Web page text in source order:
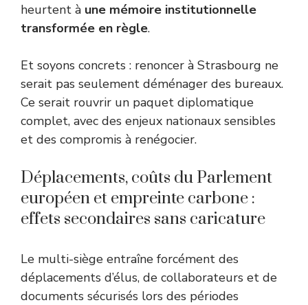
heurtent à une mémoire institutionnelle
transformée en règle.
Et soyons concrets : renoncer à Strasbourg ne
serait pas seulement déménager des bureaux.
Ce serait rouvrir un paquet diplomatique
complet, avec des enjeux nationaux sensibles
et des compromis à renégocier.
Déplacements, coûts du Parlement
européen et empreinte carbone :
effets secondaires sans caricature
Le multi-siège entraîne forcément des
déplacements d’élus, de collaborateurs et de
documents sécurisés lors des périodes